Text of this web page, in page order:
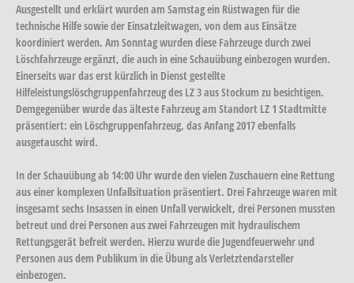
Ausgestellt und erklärt wurden am Samstag ein Rüstwagen für die
technische Hilfe sowie der Einsatzleitwagen, von dem aus Einsätze
koordiniert werden. Am Sonntag wurden diese Fahrzeuge durch zwei
Löschfahrzeuge ergänzt, die auch in eine Schauübung einbezogen wurden.
Einerseits war das erst kürzlich in Dienst gestellte
Hilfeleistungslöschgruppenfahrzeug des LZ 3 aus Stockum zu besichtigen.
Demgegenüber wurde das älteste Fahrzeug am Standort LZ 1 Stadtmitte
präsentiert: ein Löschgruppenfahrzeug, das Anfang 2017 ebenfalls
ausgetauscht wird.
In der Schauübung ab 14:00 Uhr wurde den vielen Zuschauern eine Rettung
aus einer komplexen Unfallsituation präsentiert. Drei Fahrzeuge waren mit
insgesamt sechs Insassen in einen Unfall verwickelt, drei Personen mussten
betreut und drei Personen aus zwei Fahrzeugen mit hydraulischem
Rettungsgerät befreit werden. Hierzu wurde die Jugendfeuerwehr und
Personen aus dem Publikum in die Übung als Verletztendarsteller
einbezogen.